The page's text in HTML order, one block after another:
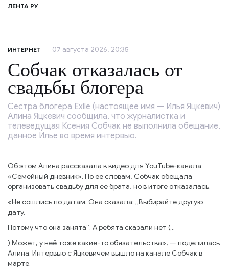
ЛЕНТА РУ
ИНТЕРНЕТ 07 августа 2026, 20:35
Собчак отказалась от
свадьбы блогера
Сестра блогера Exile (настоящее имя — Илья Яцкевич)
Алина Яцкевич сообщила, что журналистка и
телеведущая Ксения Собчак не выполнила обещание,
данное Илье во время интервью.
Об этом Алина рассказала в видео для YouTube-канала
«Семейный дневник». По её словам, Собчак обещала
организовать свадьбу для её брата, но в итоге отказалась.
«Не сошлись по датам. Она сказала: „Выбирайте другую
дату.
Потому что она занята“. А ребята сказали нет (...
) Может, у неё тоже какие-то обязательства», — поделилась
Алина. Интервью с Яцкевичем вышло на канале Собчак в
марте.